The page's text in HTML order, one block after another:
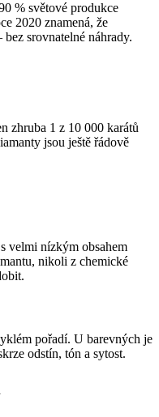
% světové produkce
2020 znamená, že
srovnatelné náhrady.
zhruba 1 z 10 000 karátů
jsou ještě řádově
velmi nízkým obsahem
nikoli z chemické
pořadí. U barevných je
odstín, tón a sytost.